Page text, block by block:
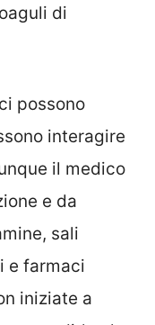
di
possono
interagire
il medico
e da
sali
e farmaci
iniziate a